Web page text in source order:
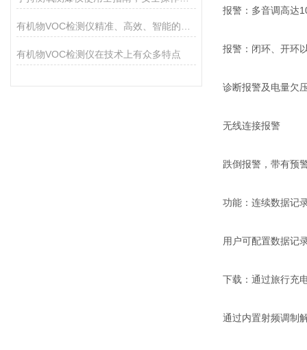
有机物VOC检测仪在技术上有众多特点
报警：多音调高达
报警：闭环、开环
诊断报警及电量欠
无线连接报警
跌倒报警，带有预
功能：连续数据记
用户可配置数据记
下载：通过旅行充
通过内置射频调制